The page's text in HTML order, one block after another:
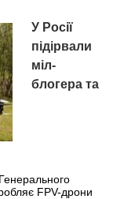
У Росії
підірвали
міл-
блогера та
FPV-дрони